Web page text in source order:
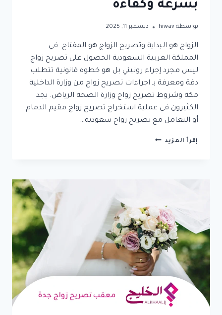
بسرعة وكفاءة
بواسطة hiwav ديسمبر 11, 2025
الزواج هو البداية وتصريح الزواج هو المفتاح. في
المملكة العربية السعودية الحصول على تصريح زواج
ليس مجرد إجراء روتيني بل هو خطوة قانونية تتطلب
دقة ومعرفة بـ اجراءات تصريح زواج من وزارة الداخلية
مكة وشروط تصريح زواج وزارة الصحة الرياض. يجد
الكثيرون في عملية استخراج تصريح زواج مقيم الدمام
أو التعامل مع تصريح زواج سعودية…
إقرأ المزيد مكتب
تصاريح
الزواج
بسرعة
وكفاءة